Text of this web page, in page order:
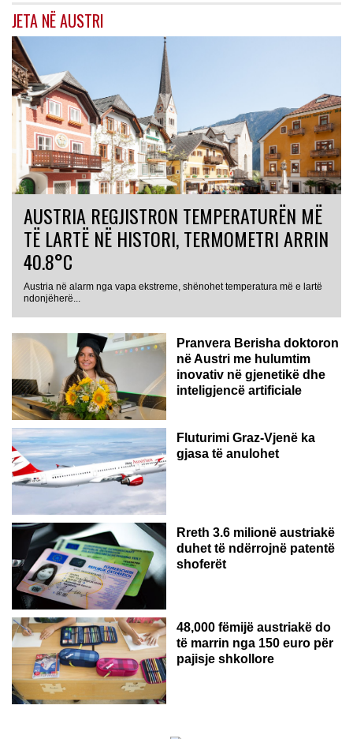
JETA NË AUSTRI
AUSTRIA REGJISTRON TEMPERATURËN MË
TË LARTË NË HISTORI, TERMOMETRI ARRIN
40.8°C
Austria në alarm nga vapa ekstreme, shënohet temperatura më e lartë
ndonjëherë...
AUSTRI
Pranvera Berisha doktoron
në Austri me hulumtim
inovativ në gjenetikë dhe
inteligjencë artificiale
Fluturimi Graz-Vjenë ka
gjasa të anulohet
Rreth 3.6 milionë austriakë
duhet të ndërrojnë patentë
shoferët
48,000 fëmijë austriakë do
të marrin nga 150 euro për
pajisje shkollore